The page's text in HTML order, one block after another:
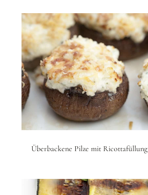
Überbackene Pilze mit Ricottafüllung